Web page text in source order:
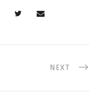
NEXT